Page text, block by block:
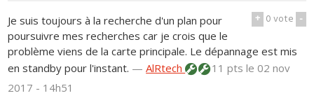
+ 0vote -
Je suis toujours à la recherche d'un plan pour
poursuivre mes recherches car je crois que le
problème viens de la carte principale. Le dépannage est mis
en standby pour l'instant. —AlRtech 11 ptsle 02 nov
2017 - 14h51